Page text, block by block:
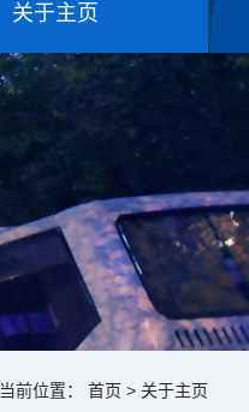
关于主页
当前位置：首页 > 关于主页